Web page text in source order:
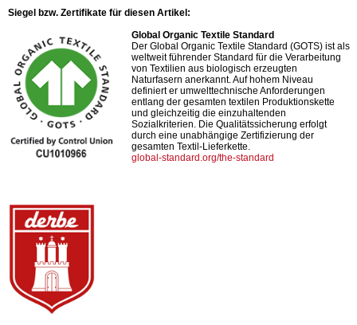
Siegel bzw. Zertifikate für diesen Artikel:
Global Organic Textile Standard
Der Global Organic Textile Standard (GOTS) ist als
weltweit führender Standard für die Verarbeitung
von Textilien aus biologisch erzeugten
Naturfasern anerkannt. Auf hohem Niveau
definiert er umwelttechnische Anforderungen
entlang der gesamten textilen Produktionskette
und gleichzeitig die einzuhaltenden
Sozialkriterien. Die Qualitätssicherung erfolgt
durch eine unabhängige Zertifizierung der
gesamten Textil-Lieferkette.
global-standard.org/the-standard